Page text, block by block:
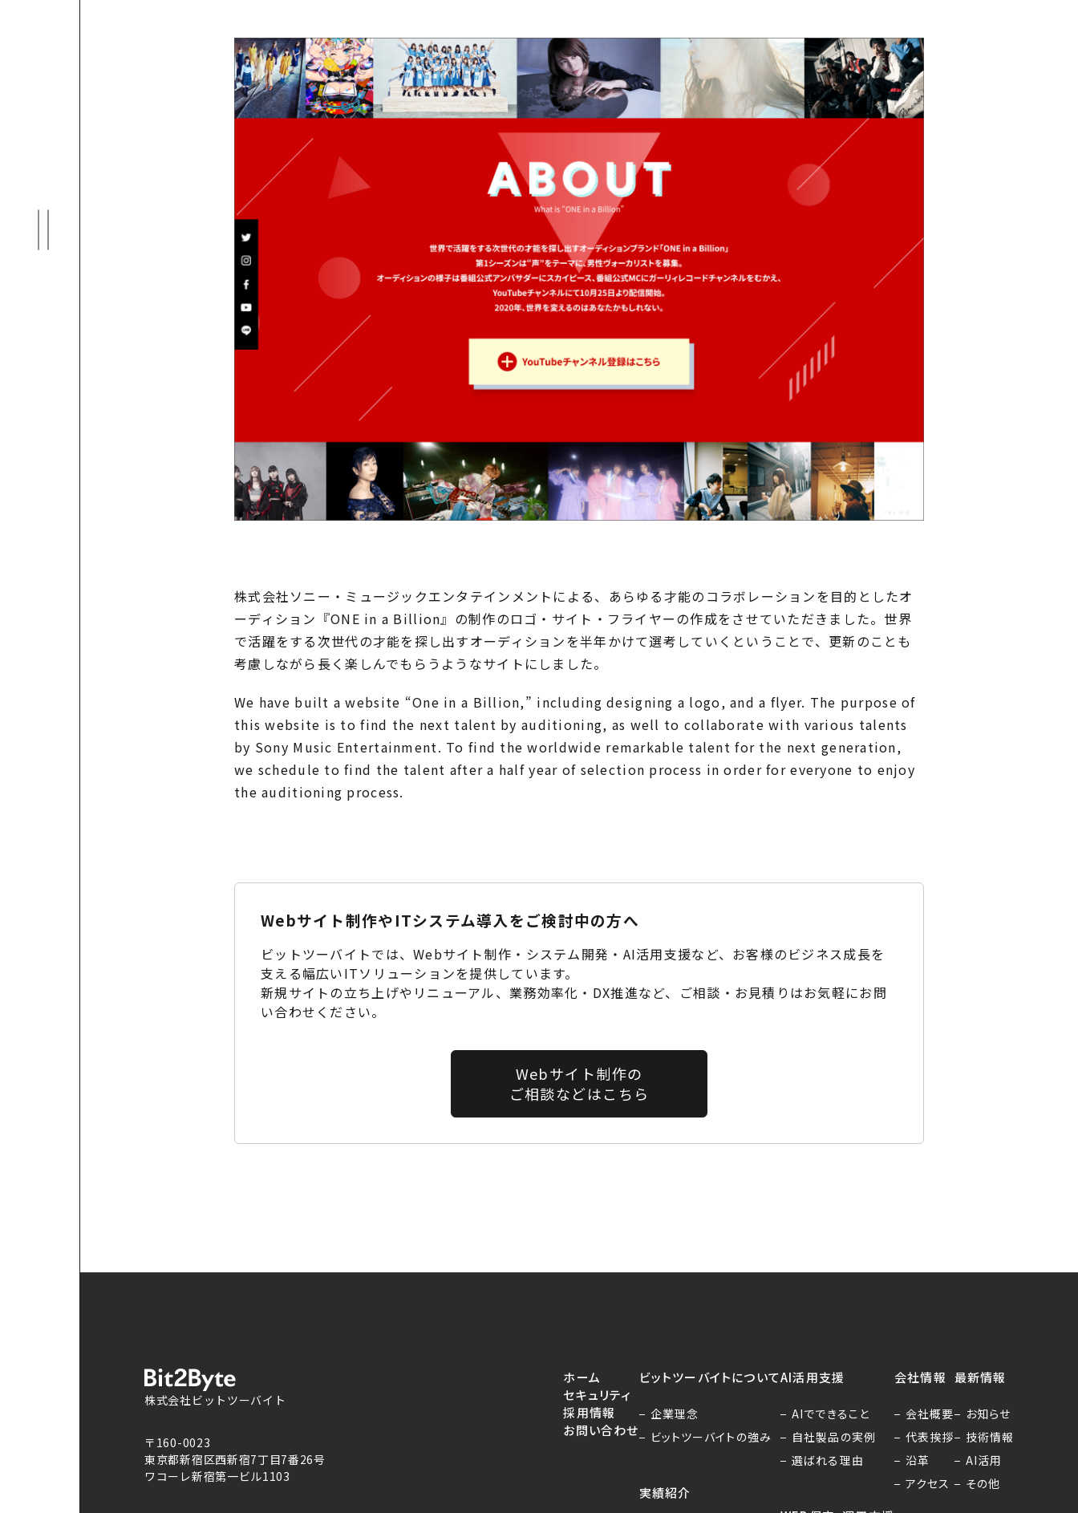
株式会社ソニー・ミュージックエンタテインメントによる、あらゆる才能のコラボレーションを目的としたオ
ーディション『ONE in a Billion』の制作のロゴ・サイト・フライヤーの作成をさせていただきました。世界
で活躍をする次世代の才能を探し出すオーディションを半年かけて選考していくということで、更新のことも
考慮しながら長く楽しんでもらうようなサイトにしました。
We have built a website “One in a Billion,” including designing a logo, and a flyer. The purpose of
this website is to find the next talent by auditioning, as well to collaborate with various talents
by Sony Music Entertainment. To find the worldwide remarkable talent for the next generation,
we schedule to find the talent after a half year of selection process in order for everyone to enjoy
the auditioning process.
Webサイト制作やITシステム導入をご検討中の方へ
ビットツーバイトでは、Webサイト制作・システム開発・AI活用支援など、お客様のビジネス成長を
支える幅広いITソリューションを提供しています。
新規サイトの立ち上げやリニューアル、業務効率化・DX推進など、ご相談・お見積りはお気軽にお問
い合わせください。
Webサイト制作の
ご相談などはこちら
株式会社ビットツーバイト
〒160-0023
東京都新宿区西新宿7丁目7番26号
ワコーレ新宿第一ビル1103
ホーム
セキュリティ
採用情報
お問い合わせ
ビットツーバイトについて
企業理念
ビットツーバイトの強み
実績紹介
AI活用支援
AIでできること
自社製品の実例
選ばれる理由
会社情報
会社概要
代表挨拶
沿革
アクセス
最新情報
お知らせ
技術情報
AI活用
その他